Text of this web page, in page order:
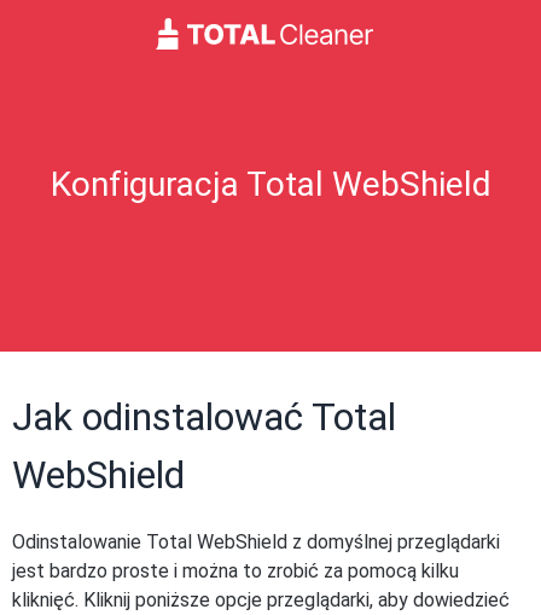
Konfiguracja Total WebShield
Jak odinstalować Total
WebShield
Odinstalowanie Total WebShield z domyślnej przeglądarki
jest bardzo proste i można to zrobić za pomocą kilku
kliknięć. Kliknij poniższe opcje przeglądarki, aby dowiedzieć